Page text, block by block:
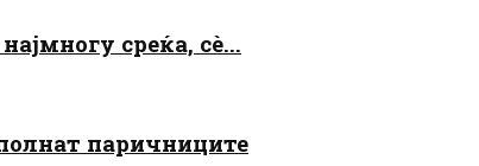
среќа, сè...
паричниците